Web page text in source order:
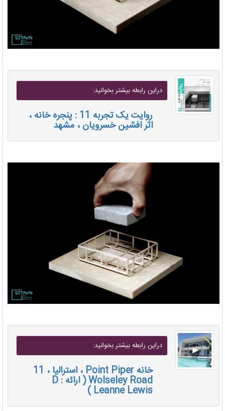
دراين رابطه بيشتر بخوانيد:
روایت یک تجربه 11 : پنجره خانه ،
اثر افشین خسرویان ، مشهد
دراين رابطه بيشتر بخوانيد:
خانه Point Piper ، استرالیا ، 11
Wolseley Road ( ارائه : D
Leanne Lewis )